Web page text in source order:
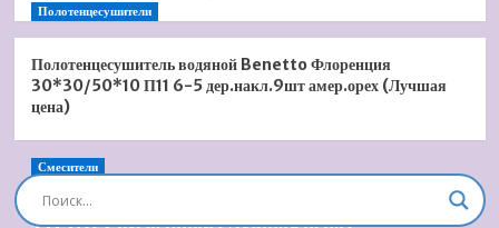
Полотенцесушители
Полотенцесушитель водяной Benetto Флоренция
30*30/50*10 П11 6-5 дер.накл.9шт амер.орех (Лучшая
цена)
Смесители
Душевая система встроенная Timo Briana SX-